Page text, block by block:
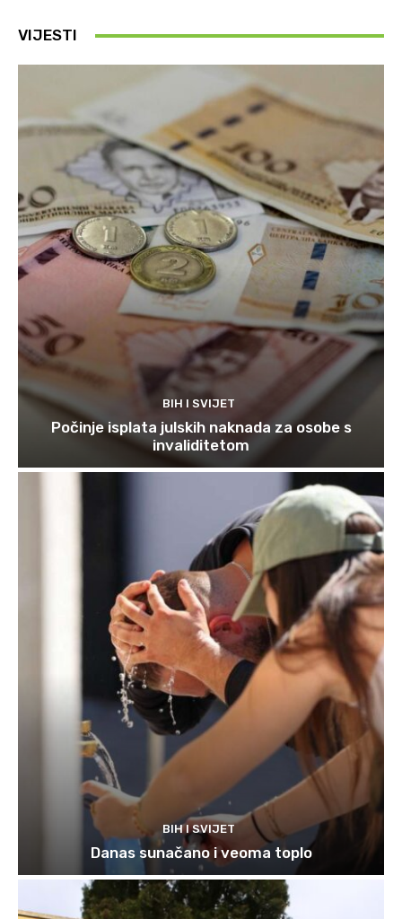
VIJESTI
BIH I SVIJET
Počinje isplata julskih naknada za osobe s
invaliditetom
BIH I SVIJET
Danas sunačano i veoma toplo